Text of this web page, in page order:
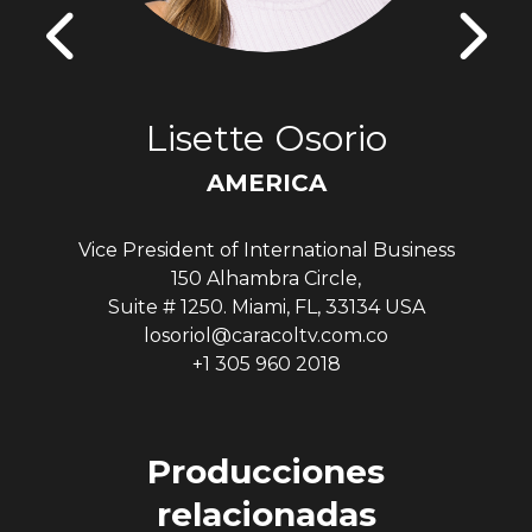
Lisette Osorio
AMERICA
Vice President of International Business
150 Alhambra Circle,
Suite # 1250. Miami, FL, 33134 USA
losoriol@caracoltv.com.co
+1 305 960 2018
Producciones
relacionadas